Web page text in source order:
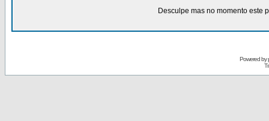
Desculpe mas no momento este
Powered by